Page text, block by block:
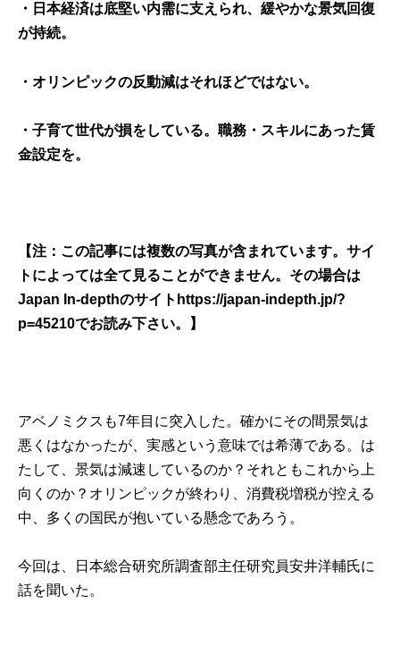
・日本経済は底堅い内需に支えられ、緩やかな景気回復
が持続。
・オリンピックの反動減はそれほどではない。
・子育て世代が損をしている。職務・スキルにあった賃
金設定を。
【注：この記事には複数の写真が含まれています。サイ
トによっては全て見ることができません。その場合は
Japan In-depthのサイト https://japan-indepth.jp/?
p=45210でお読み下さい。】
アベノミクスも7年目に突入した。確かにその間景気は
悪くはなかったが、実感という意味では希薄である。は
たして、景気は減速しているのか？それともこれから上
向くのか？オリンピックが終わり、消費税増税が控える
中、多くの国民が抱いている懸念であろう。
今回は、 日本総合研究所調査部主任研究員安井洋輔氏に
話を聞いた。